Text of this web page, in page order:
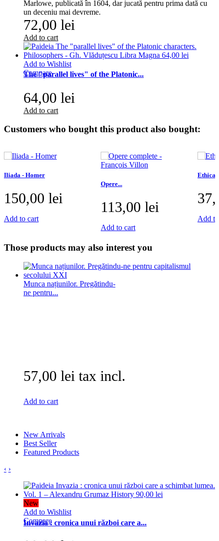
Marlowe, publicată în 1604, dar jucată pentru prima dată cu
un deceniu mai devreme.
72,00 lei
Add to cart
Add to Wishlist
Compare
The "parallel lives" of the Platonic...
64,00 lei
Add to cart
Customers who bought this product also bought:
Iliada - Homer
150,00 lei
Add to cart
Opere...
113,00 lei
Add to cart
Ethical
Add
Those products may also interest you
Munca națiunilor. Pregătindu-
ne pentru...
57,00 lei tax incl.
Add to cart
New Arrivals
Best Seller
Featured Products
‹ ›
New
Add to Wishlist
Compare
Invazia : cronica unui război care a...